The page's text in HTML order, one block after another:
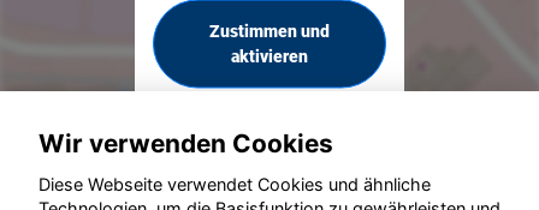
Zustimmen und
aktivieren
Wir verwenden Cookies
Diese Webseite verwendet Cookies und ähnliche